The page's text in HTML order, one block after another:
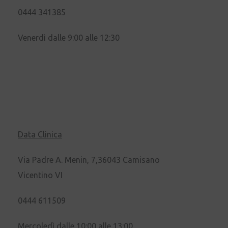
0444 341385
Venerdì dalle 9:00 alle 12:30
Data Clinica
Via Padre A. Menin, 7,36043 Camisano
Vicentino VI
0444 611509
Mercoledì dalle 10:00 alle 13:00